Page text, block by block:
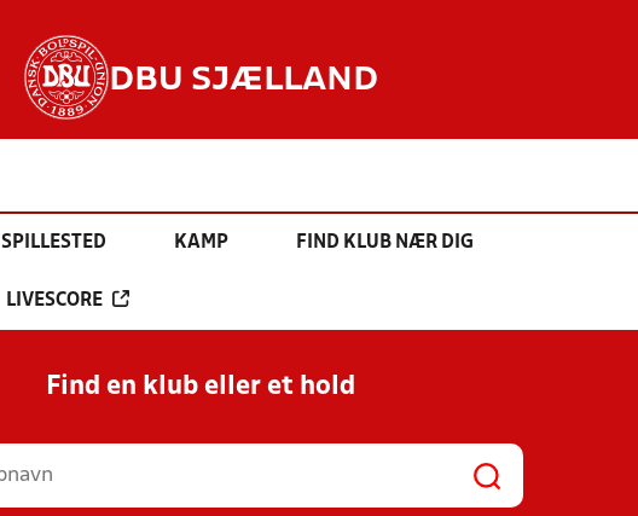
DBU SJÆLLAND
SPILLESTED KAMP FIND KLUB NÆR DIG
LIVESCORE
Find en klub eller et hold